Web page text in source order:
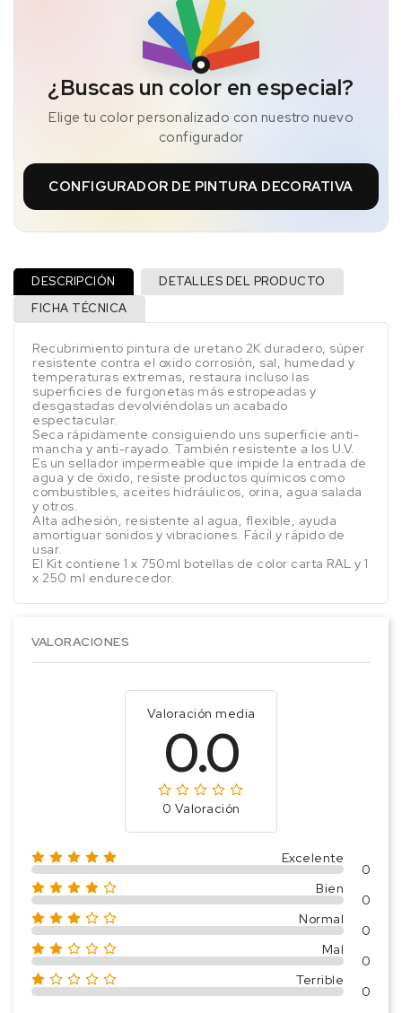
¿Buscas un color en especial?
Elige tu color personalizado con nuestro nuevo
configurador
CONFIGURADOR DE PINTURA DECORATIVA
DESCRIPCIÓN
DETALLES DEL PRODUCTO
FICHA TÉCNICA
Recubrimiento pintura de uretano 2K duradero, súper
resistente contra el oxido corrosión, sal, humedad y
temperaturas extremas, restaura incluso las
superficies de furgonetas más estropeadas y
desgastadas devolviéndolas un acabado
espectacular.
Seca rápidamente consiguiendo uns superficie anti-
mancha y anti-rayado. También resistente a los U.V.
Es un sellador impermeable que impide la entrada de
agua y de óxido, resiste productos químicos como
combustibles, aceites hidráulicos, orina, agua salada
y otros.
Alta adhesión, resistente al agua, flexible, ayuda
amortiguar sonidos y vibraciones. Fácil y rápido de
usar.
El Kit contiene 1 x 750ml botellas de color carta RAL y 1
x 250 ml endurecedor.
VALORACIONES
Valoración media
0.0
0 Valoración
Excelente
0
Bien
0
Normal
0
Mal
0
Terrible
0